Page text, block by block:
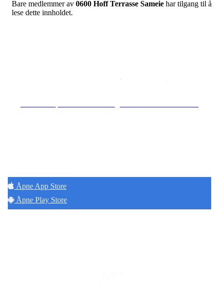
Bare medlemmer av 0600 Hoff Terrasse Sameie har tilgang til å
lese dette innholdet.
Åpne App Store
Åpne Play Store